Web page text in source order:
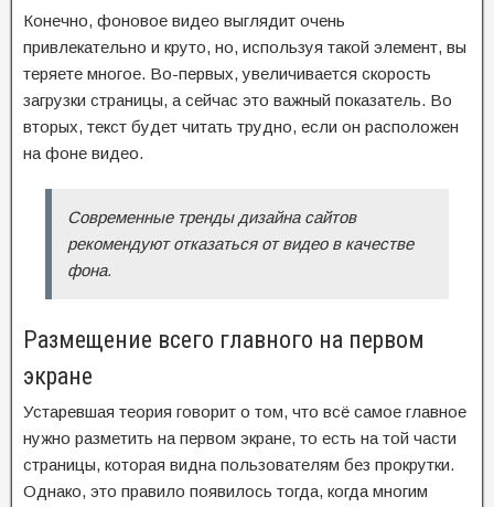
Конечно, фоновое видео выглядит очень
привлекательно и круто, но, используя такой элемент, вы
теряете многое. Во-первых, увеличивается скорость
загрузки страницы, а сейчас это важный показатель. Во
вторых, текст будет читать трудно, если он расположен
на фоне видео.
Современные тренды дизайна сайтов
рекомендуют отказаться от видео в качестве
фона.
Размещение всего главного на первом
экране
Устаревшая теория говорит о том, что всё самое главное
нужно разметить на первом экране, то есть на той части
страницы, которая видна пользователям без прокрутки.
Однако, это правило появилось тогда, когда многим